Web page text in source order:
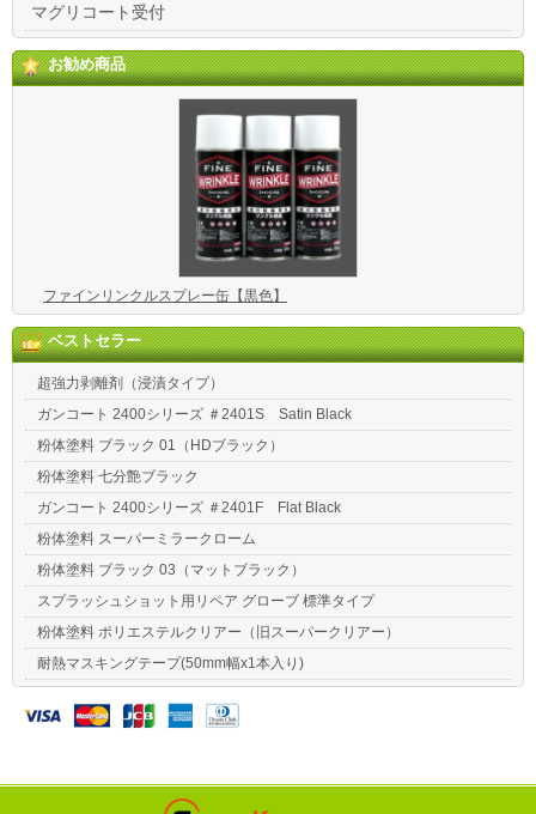
マグリコート受付
お勧め商品
ファインリンクルスプレー缶【黒色】
ベストセラー
超強力剥離剤（浸漬タイプ）
ガンコート 2400シリーズ ＃2401S Satin Black
粉体塗料 ブラック 01（HDブラック）
粉体塗料 七分艶ブラック
ガンコート 2400シリーズ ＃2401F Flat Black
粉体塗料 スーパーミラークローム
粉体塗料 ブラック 03（マットブラック）
スプラッシュショット用リペア グローブ 標準タイプ
粉体塗料 ポリエステルクリアー（旧スーパークリアー）
耐熱マスキングテープ(50mm幅x1本入り)